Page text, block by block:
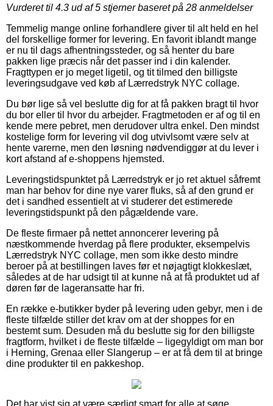
Vurderet til 4.3 ud af 5 stjerner baseret på 28 anmeldelser
Temmelig mange online forhandlere giver til alt held en hel
del forskellige former for levering. En favorit iblandt mange
er nu til dags afhentningssteder, og så henter du bare
pakken lige præcis når det passer ind i din kalender.
Fragttypen er jo meget ligetil, og tit tilmed den billigste
leveringsudgave ved køb af Lærredstryk NYC collage.
Du bør lige så vel beslutte dig for at få pakken bragt til hvor
du bor eller til hvor du arbejder. Fragtmetoden er af og til en
kende mere pebret, men derudover ultra enkel. Den mindst
kostelige form for levering vil dog utvivlsomt være selv at
hente varerne, men den løsning nødvendiggør at du lever i
kort afstand af e-shoppens hjemsted.
Leveringstidspunktet på Lærredstryk er jo ret aktuel såfremt
man har behov for dine nye varer fluks, så af den grund er
det i sandhed essentielt at vi studerer det estimerede
leveringstidspunkt på den pågældende vare.
De fleste firmaer på nettet annoncerer levering på
næstkommende hverdag på flere produkter, eksempelvis
Lærredstryk NYC collage, men som ikke desto mindre
beroer på at bestillingen laves før et nøjagtigt klokkeslæt,
således at de har udsigt til at kunne nå at få produktet ud af
døren før de lageransatte har fri.
En række e-butikker byder på levering uden gebyr, men i de
fleste tilfælde stiller det krav om at der shoppes for en
bestemt sum. Desuden må du beslutte sig for den billigste
fragtform, hvilket i de fleste tilfælde – ligegyldigt om man bor
i Herning, Grenaa eller Slangerup – er at få dem til at bringe
dine produkter til en pakkeshop.
Det har vist sig at være særligt smart for alle at søge